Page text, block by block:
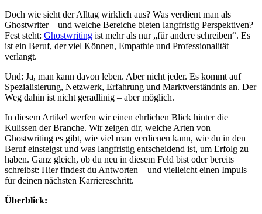
Doch wie sieht der Alltag wirklich aus? Was verdient man als
Ghostwriter – und welche Bereiche bieten langfristig Perspektiven?
Fest steht: Ghostwriting ist mehr als nur „für andere schreiben“. Es
ist ein Beruf, der viel Können, Empathie und Professionalität
verlangt.
Und: Ja, man kann davon leben. Aber nicht jeder. Es kommt auf
Spezialisierung, Netzwerk, Erfahrung und Marktverständnis an. Der
Weg dahin ist nicht geradlinig – aber möglich.
In diesem Artikel werfen wir einen ehrlichen Blick hinter die
Kulissen der Branche. Wir zeigen dir, welche Arten von
Ghostwriting es gibt, wie viel man verdienen kann, wie du in den
Beruf einsteigst und was langfristig entscheidend ist, um Erfolg zu
haben. Ganz gleich, ob du neu in diesem Feld bist oder bereits
schreibst: Hier findest du Antworten – und vielleicht einen Impuls
für deinen nächsten Karriereschritt.
Überblick: